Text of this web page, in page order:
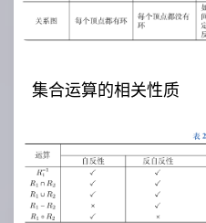
集合运算的相关性质